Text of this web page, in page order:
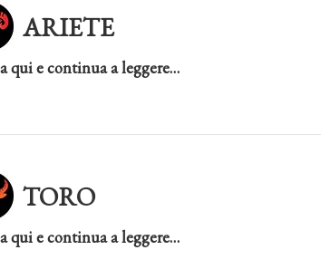
ARIETE
qui e continua a leggere…
TORO
qui e continua a leggere…